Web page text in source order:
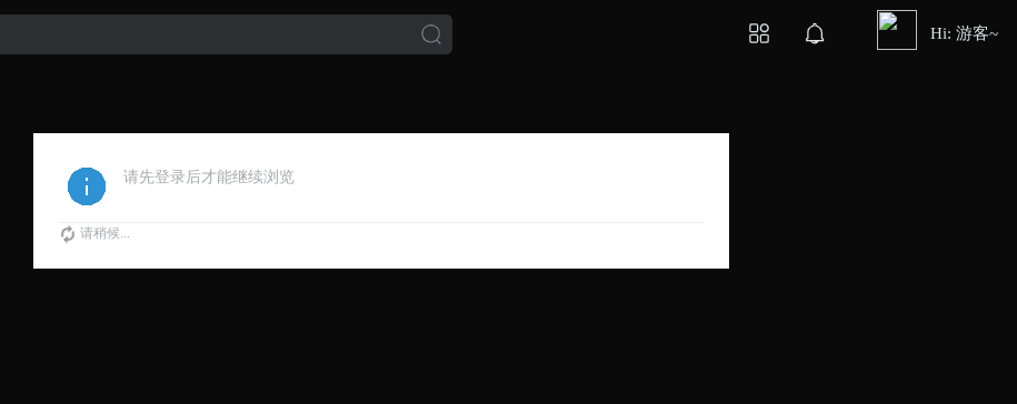
Hi: 游客~
请先登录后才能继续浏览
请稍候...